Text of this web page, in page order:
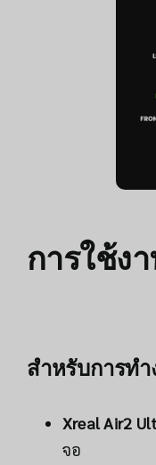
การใช้ง
สำหรับการทำ
Xreal Air2
จอ